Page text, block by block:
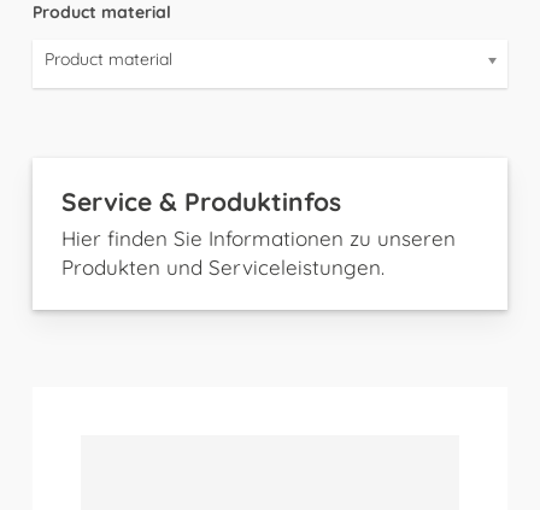
Product material
Product material
Service & Produktinfos
Hier finden Sie Informationen zu unseren
Produkten und Serviceleistungen.